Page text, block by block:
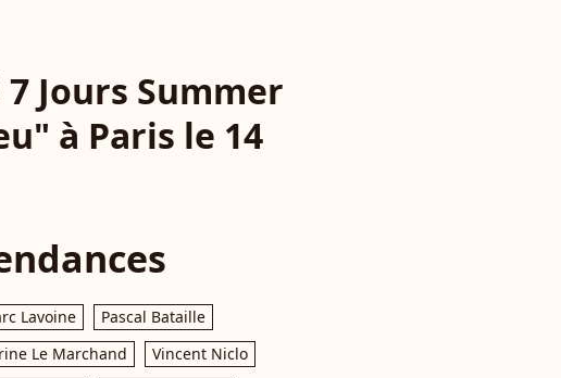
Jours Summer
à Paris le 14
Lavoine
Pascal Bataille
Le Marchand
Vincent Niclo